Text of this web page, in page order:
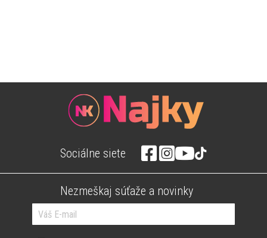
Sociálne siete
Nezmeškaj súťaže a novinky